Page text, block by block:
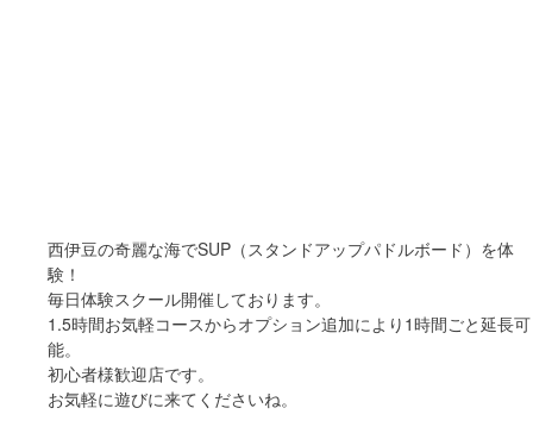
西伊豆の奇麗な海でSUP（スタンドアップパドルボード）を体
験！
毎日体験スクール開催しております。
1.5時間お気軽コースからオプション追加により1時間ごと延長可
能。
初心者様歓迎店です。
お気軽に遊びに来てくださいね。